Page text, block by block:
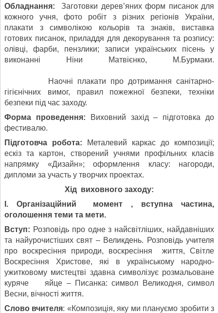
Обладнання: Заготовки дерев’яних форм писанок для
кожного учня, фото робіт з різних регіонів України,
плакати з символікою кольорів та знаків, виставка
готових писанок, приладдя для декорування та розпису:
олівці, фарби, пензлики; записи українських пісень у
виконанні Ніни Матвієнко, М.Бурмаки.
Наочні плакати про дотримання санітарно-
гігієнічних вимог, правил пожежної безпеки, техніки
безпеки під час заходу.
Форма проведення:
Виховний захід – підготовка до
фестивалю.
Підготовча робота: Металевий каркас до композиції;
ескіз та картон, створений учнями профільних класів
напрямку «Дизайн»; оформлення класу: нагороди,
дипломи за участь у творчих проектах.
Хід виховного заходу:
І. Організаційний момент , вступна частина,
оголошення теми та мети.
Вступ: Розповідь про одне з найсвітліших, найдавніших
та найурочистіших свят – Великдень. Розповідь учителя
про воскресіння природи, воскресіння життя, Світле
Воскресіння Христове, які в українському народно-
ужитковому мистецтві здавна символізує розмальоване
куряче яйце – Писанка: символ Великодня, символ
Весни, вічності життя.
Слово вчителя: «Композиція, яку ми плануємо зробити з